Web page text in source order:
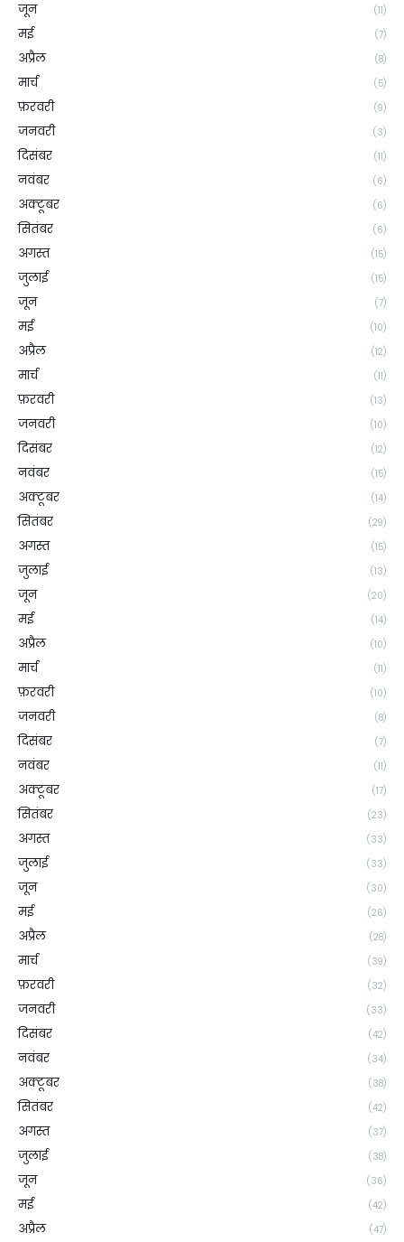
जून (11)
मई (7)
अप्रैल (8)
मार्च (5)
फ़रवरी (9)
जनवरी (3)
दिसंबर (11)
नवंबर (6)
अक्टूबर (6)
सितंबर (6)
अगस्त (15)
जुलाई (15)
जून (7)
मई (10)
अप्रैल (12)
मार्च (11)
फ़रवरी (13)
जनवरी (10)
दिसंबर (12)
नवंबर (15)
अक्टूबर (14)
सितंबर (29)
अगस्त (15)
जुलाई (13)
जून (20)
मई (14)
अप्रैल (10)
मार्च (11)
फ़रवरी (10)
जनवरी (8)
दिसंबर (7)
नवंबर (11)
अक्टूबर (17)
सितंबर (23)
अगस्त (33)
जुलाई (33)
जून (30)
मई (26)
अप्रैल (28)
मार्च (39)
फ़रवरी (32)
जनवरी (33)
दिसंबर (42)
नवंबर (34)
अक्टूबर (38)
सितंबर (42)
अगस्त (37)
जुलाई (38)
जून (36)
मई (42)
अप्रैल (47)